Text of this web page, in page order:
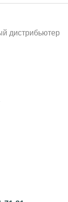
дистрибьютер